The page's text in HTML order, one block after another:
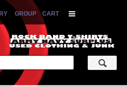
GROUP CART